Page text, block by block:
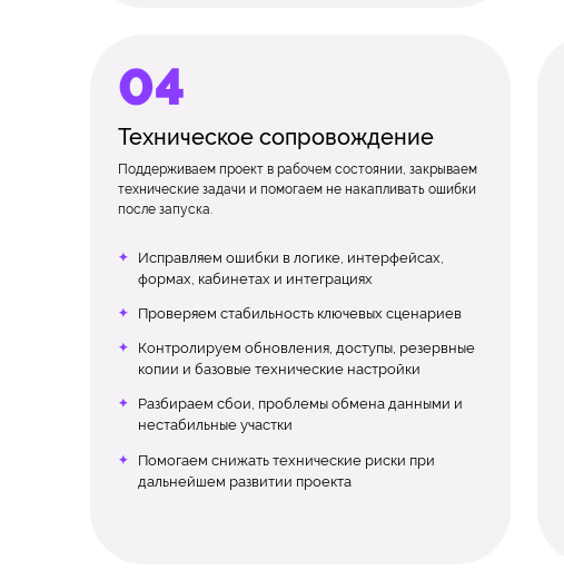
Техническое сопровождение
Поддерживаем проект в рабочем состоянии, закрываем
технические задачи и помогаем не накапливать ошибки
после запуска.
Исправляем ошибки в логике, интерфейсах,
формах, кабинетах и интеграциях
Проверяем стабильность ключевых сценариев
Контролируем обновления, доступы, резервные
копии и базовые технические настройки
Разбираем сбои, проблемы обмена данными и
нестабильные участки
Помогаем снижать технические риски при
дальнейшем развитии проекта